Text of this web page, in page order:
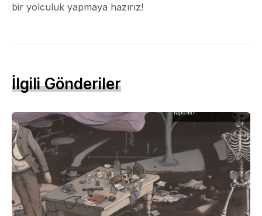
bir yolculuk yapmaya hazırız!
İlgili Gönderiler